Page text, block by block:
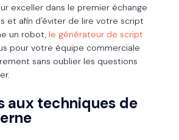
exceller dans le premier échange
et afin d'éviter de lire votre script
un robot, le générateur de script
pour votre équipe commerciale
sans oublier les questions
aux techniques de